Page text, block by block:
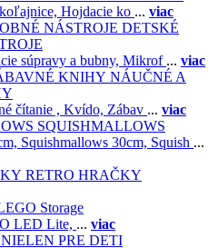
Hojdacie ko ... viac
DETSKÉ
súpravy a bubny, Mikrof ... viac
NÁUČNÉ A
čítanie , Kvído, Zábav ... viac
SQUISHMALLOWS
Squishmallows 30cm, Squish ...
RETRO HRAČKY
Storage
LED Lite, ... viac